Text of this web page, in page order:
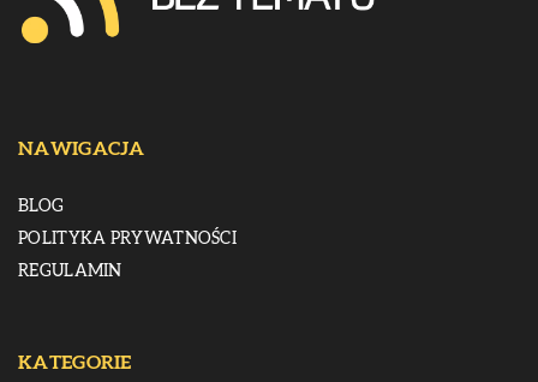
NAWIGACJA
BLOG
POLITYKA PRYWATNOŚCI
REGULAMIN
KATEGORIE